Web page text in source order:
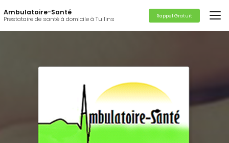
au
contenu
principal
Ambulatoire-Santé
Prestataire de santé à domicile à Tullins Rappel Gratuit